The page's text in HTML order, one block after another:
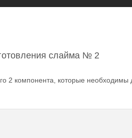
слайма № 2
2 компонента, которые необходимы